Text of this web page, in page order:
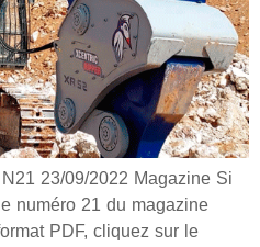
23/09/2022 Magazine Si
numéro 21 du magazine
PDF, cliquez sur le